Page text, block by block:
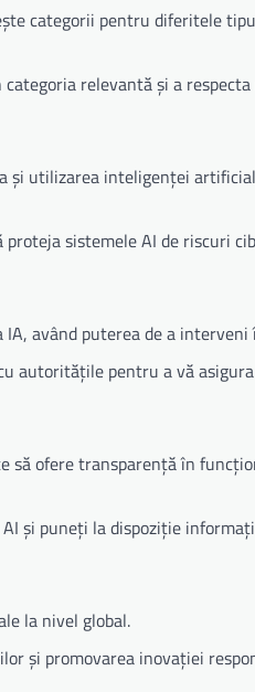
categorii pentru diferitele
relevantă și a
utilizarea inteligenței
sistemele AI de riscuri
având puterea de a interveni
autoritățile pentru a vă
să ofere transparență în
și puneți la dispoziție
la nivel global.
și promovarea inovației